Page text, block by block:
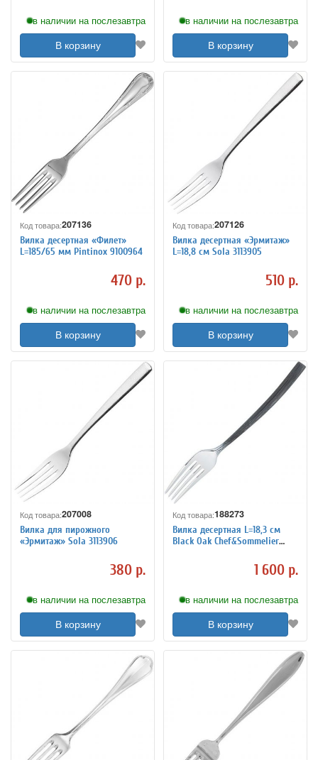
в наличии на послезавтра
В корзину
в наличии на послезавтра
В корзину
Код товара:207136
Вилка десертная «Филет»
L=185/65 мм Pintinox 9100964
470 р.
в наличии на послезавтра
В корзину
Код товара:207126
Вилка десертная «Эрмитаж»
L=18,8 см Sola 3113905
510 р.
в наличии на послезавтра
В корзину
Код товара:207008
Вилка для пирожного
«Эрмитаж» Sola 3113906
380 р.
в наличии на послезавтра
В корзину
Код товара:188273
Вилка десертная L=18,3 см
Black Oak Chef&Sommelier
1 600 р.
в наличии на послезавтра
В корзину